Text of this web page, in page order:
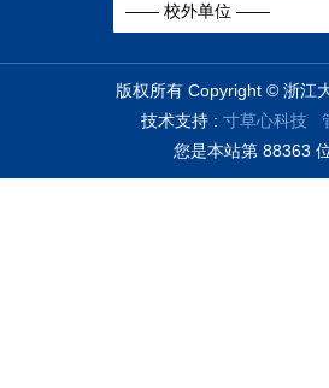
—— 校外单位 ——
版权所有 Copyright © 浙江
技术支持 : 寸草心科技
您是本站第 88363